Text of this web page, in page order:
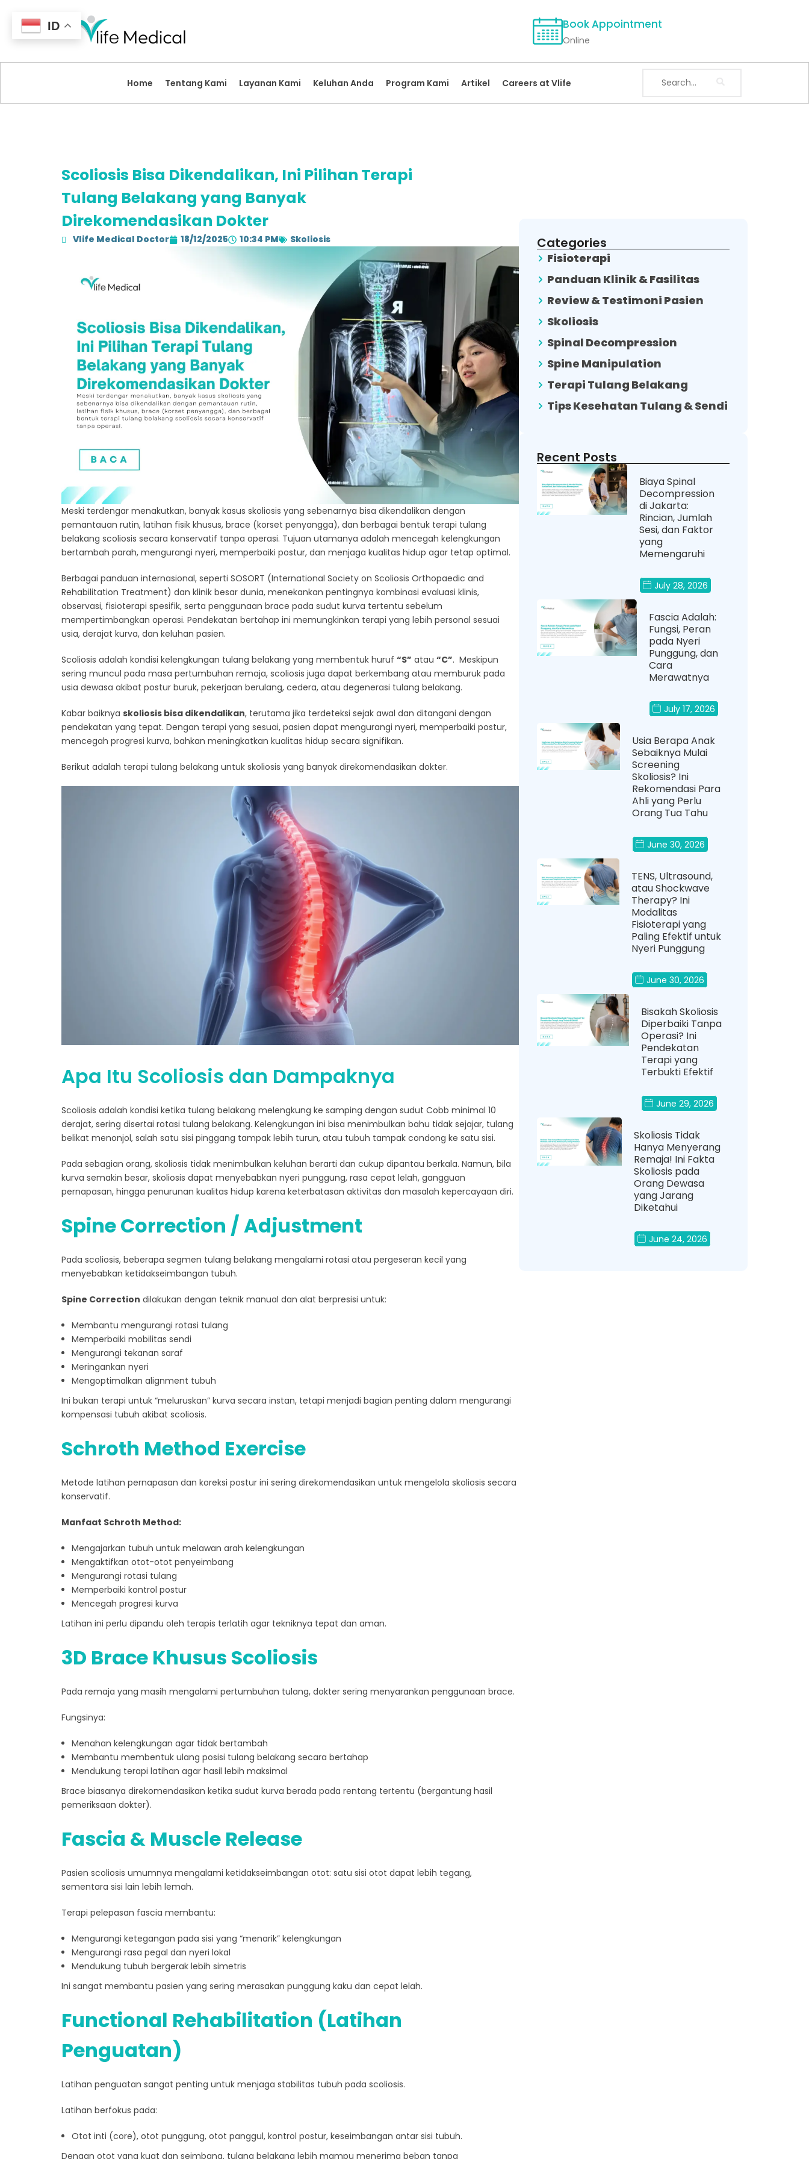
Book Appointment
Online
Home Tentang Kami Layanan Kami Keluhan Anda Program Kami Artikel Careers at Vlife
Scoliosis Bisa Dikendalikan, Ini Pilihan Terapi
Tulang Belakang yang Banyak
Direkomendasikan Dokter
Vlife Medical Doctor 18/12/2025 10:34 PM Skoliosis
Meski terdengar menakutkan, banyak kasus skoliosis yang sebenarnya bisa dikendalikan dengan
pemantauan rutin, latihan fisik khusus, brace (korset penyangga), dan berbagai bentuk terapi tulang
belakang scoliosis secara konservatif tanpa operasi. Tujuan utamanya adalah mencegah kelengkungan
bertambah parah, mengurangi nyeri, memperbaiki postur, dan menjaga kualitas hidup agar tetap optimal.
Berbagai panduan internasional, seperti SOSORT (International Society on Scoliosis Orthopaedic and
Rehabilitation Treatment) dan klinik besar dunia, menekankan pentingnya kombinasi evaluasi klinis,
observasi, fisioterapi spesifik, serta penggunaan brace pada sudut kurva tertentu sebelum
mempertimbangkan operasi. Pendekatan bertahap ini memungkinkan terapi yang lebih personal sesuai
usia, derajat kurva, dan keluhan pasien.
Scoliosis adalah kondisi kelengkungan tulang belakang yang membentuk huruf “S” atau “C”. Meskipun
sering muncul pada masa pertumbuhan remaja, scoliosis juga dapat berkembang atau memburuk pada
usia dewasa akibat postur buruk, pekerjaan berulang, cedera, atau degenerasi tulang belakang.
Kabar baiknya skoliosis bisa dikendalikan, terutama jika terdeteksi sejak awal dan ditangani dengan
pendekatan yang tepat. Dengan terapi yang sesuai, pasien dapat mengurangi nyeri, memperbaiki postur,
mencegah progresi kurva, bahkan meningkatkan kualitas hidup secara signifikan.
Berikut adalah terapi tulang belakang untuk skoliosis yang banyak direkomendasikan dokter.
Apa Itu Scoliosis dan Dampaknya
Scoliosis adalah kondisi ketika tulang belakang melengkung ke samping dengan sudut Cobb minimal 10
derajat, sering disertai rotasi tulang belakang. Kelengkungan ini bisa menimbulkan bahu tidak sejajar, tulang
belikat menonjol, salah satu sisi pinggang tampak lebih turun, atau tubuh tampak condong ke satu sisi.
Pada sebagian orang, skoliosis tidak menimbulkan keluhan berarti dan cukup dipantau berkala. Namun, bila
kurva semakin besar, skoliosis dapat menyebabkan nyeri punggung, rasa cepat lelah, gangguan
pernapasan, hingga penurunan kualitas hidup karena keterbatasan aktivitas dan masalah kepercayaan diri.
Spine Correction / Adjustment
Pada scoliosis, beberapa segmen tulang belakang mengalami rotasi atau pergeseran kecil yang
menyebabkan ketidakseimbangan tubuh.
Spine Correction dilakukan dengan teknik manual dan alat berpresisi untuk:
Membantu mengurangi rotasi tulang
Memperbaiki mobilitas sendi
Mengurangi tekanan saraf
Meringankan nyeri
Mengoptimalkan alignment tubuh
Ini bukan terapi untuk “meluruskan” kurva secara instan, tetapi menjadi bagian penting dalam mengurangi
kompensasi tubuh akibat scoliosis.
Schroth Method Exercise
Metode latihan pernapasan dan koreksi postur ini sering direkomendasikan untuk mengelola skoliosis secara
konservatif.
Manfaat Schroth Method:
Mengajarkan tubuh untuk melawan arah kelengkungan
Mengaktifkan otot-otot penyeimbang
Mengurangi rotasi tulang
Memperbaiki kontrol postur
Mencegah progresi kurva
Latihan ini perlu dipandu oleh terapis terlatih agar tekniknya tepat dan aman.
3D Brace Khusus Scoliosis
Pada remaja yang masih mengalami pertumbuhan tulang, dokter sering menyarankan penggunaan brace.
Fungsinya:
Menahan kelengkungan agar tidak bertambah
Membantu membentuk ulang posisi tulang belakang secara bertahap
Mendukung terapi latihan agar hasil lebih maksimal
Brace biasanya direkomendasikan ketika sudut kurva berada pada rentang tertentu (bergantung hasil
pemeriksaan dokter).
Fascia & Muscle Release
Pasien scoliosis umumnya mengalami ketidakseimbangan otot: satu sisi otot dapat lebih tegang,
sementara sisi lain lebih lemah.
Terapi pelepasan fascia membantu:
Mengurangi ketegangan pada sisi yang “menarik” kelengkungan
Mengurangi rasa pegal dan nyeri lokal
Mendukung tubuh bergerak lebih simetris
Ini sangat membantu pasien yang sering merasakan punggung kaku dan cepat lelah.
Functional Rehabilitation (Latihan
Penguatan)
Latihan penguatan sangat penting untuk menjaga stabilitas tubuh pada scoliosis.
Latihan berfokus pada:
Otot inti (core), otot punggung, otot panggul, kontrol postur, keseimbangan antar sisi tubuh.
Dengan otot yang kuat dan seimbang, tulang belakang lebih mampu menerima beban tanpa
Categories
Fisioterapi
Panduan Klinik & Fasilitas
Review & Testimoni Pasien
Skoliosis
Spinal Decompression
Spine Manipulation
Terapi Tulang Belakang
Tips Kesehatan Tulang & Sendi
Recent Posts
Biaya Spinal
Decompression
di Jakarta:
Rincian, Jumlah
Sesi, dan Faktor
yang
Memengaruhi
July 28, 2026
Fascia Adalah:
Fungsi, Peran
pada Nyeri
Punggung, dan
Cara
Merawatnya
July 17, 2026
Usia Berapa Anak
Sebaiknya Mulai
Screening
Skoliosis? Ini
Rekomendasi Para
Ahli yang Perlu
Orang Tua Tahu
June 30, 2026
TENS, Ultrasound,
atau Shockwave
Therapy? Ini
Modalitas
Fisioterapi yang
Paling Efektif untuk
Nyeri Punggung
June 30, 2026
Bisakah Skoliosis
Diperbaiki Tanpa
Operasi? Ini
Pendekatan
Terapi yang
Terbukti Efektif
June 29, 2026
Skoliosis Tidak
Hanya Menyerang
Remaja! Ini Fakta
Skoliosis pada
Orang Dewasa
yang Jarang
Diketahui
June 24, 2026
ID